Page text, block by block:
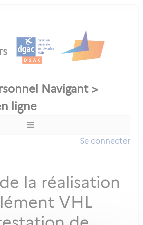
Se connecter
la réalisation
VHL